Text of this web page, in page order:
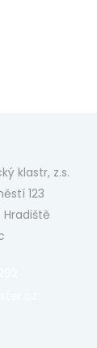
klastr, z.s.
123
Hradiště